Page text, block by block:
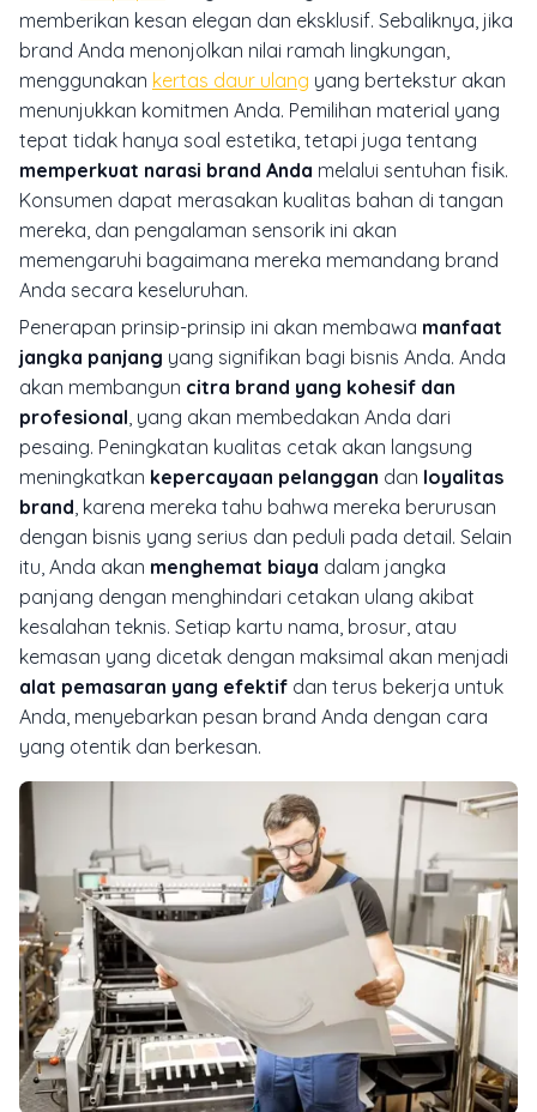
memberikan kesan elegan dan eksklusif. Sebaliknya, jika
brand Anda menonjolkan nilai ramah lingkungan,
menggunakan kertas daur ulang yang bertekstur akan
menunjukkan komitmen Anda. Pemilihan material yang
tepat tidak hanya soal estetika, tetapi juga tentang
memperkuat narasi brand Anda melalui sentuhan fisik.
Konsumen dapat merasakan kualitas bahan di tangan
mereka, dan pengalaman sensorik ini akan
memengaruhi bagaimana mereka memandang brand
Anda secara keseluruhan.
Penerapan prinsip-prinsip ini akan membawa manfaat
jangka panjang yang signifikan bagi bisnis Anda. Anda
akan membangun citra brand yang kohesif dan
profesional, yang akan membedakan Anda dari
pesaing. Peningkatan kualitas cetak akan langsung
meningkatkan kepercayaan pelanggan dan loyalitas
brand, karena mereka tahu bahwa mereka berurusan
dengan bisnis yang serius dan peduli pada detail. Selain
itu, Anda akan menghemat biaya dalam jangka
panjang dengan menghindari cetakan ulang akibat
kesalahan teknis. Setiap kartu nama, brosur, atau
kemasan yang dicetak dengan maksimal akan menjadi
alat pemasaran yang efektif dan terus bekerja untuk
Anda, menyebarkan pesan brand Anda dengan cara
yang otentik dan berkesan.